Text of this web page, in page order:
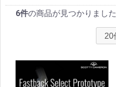
6件の商品が見つかりました